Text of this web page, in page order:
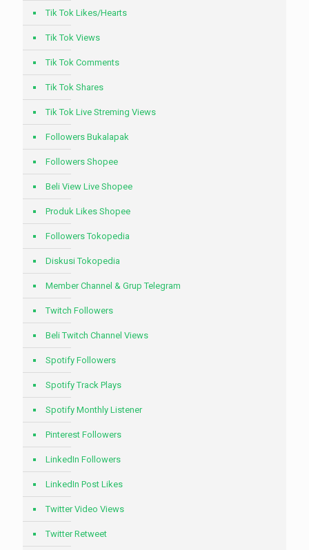
Tik Tok Likes/Hearts
Tik Tok Views
Tik Tok Comments
Tik Tok Shares
Tik Tok Live Streming Views
Followers Bukalapak
Followers Shopee
Beli View Live Shopee
Produk Likes Shopee
Followers Tokopedia
Diskusi Tokopedia
Member Channel & Grup Telegram
Twitch Followers
Beli Twitch Channel Views
Spotify Followers
Spotify Track Plays
Spotify Monthly Listener
Pinterest Followers
LinkedIn Followers
LinkedIn Post Likes
Twitter Video Views
Twitter Retweet